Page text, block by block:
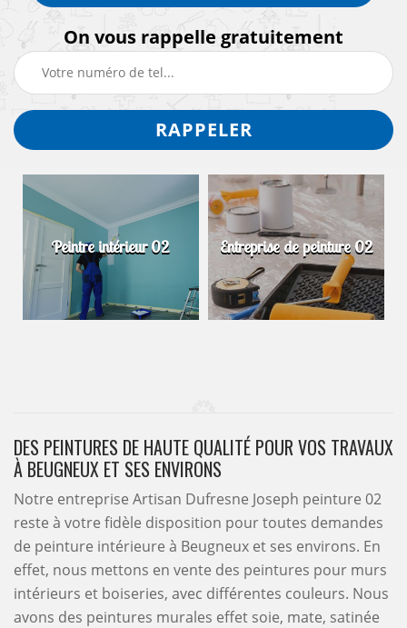
On vous rappelle gratuitement
Peintre intérieur 02 Entreprise de peinture 02
DES PEINTURES DE HAUTE QUALITÉ POUR VOS TRAVAUX
À BEUGNEUX ET SES ENVIRONS
Notre entreprise Artisan Dufresne Joseph peinture 02
reste à votre fidèle disposition pour toutes demandes
de peinture intérieure à Beugneux et ses environs. En
effet, nous mettons en vente des peintures pour murs
intérieurs et boiseries, avec différentes couleurs. Nous
avons des peintures murales effet soie, mate, satinée